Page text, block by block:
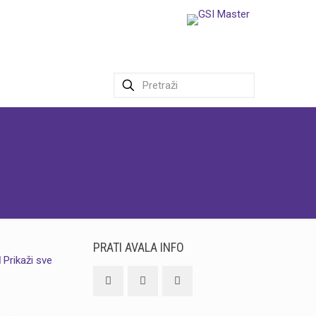
Prikaži sve
PRATI AVALA INFO